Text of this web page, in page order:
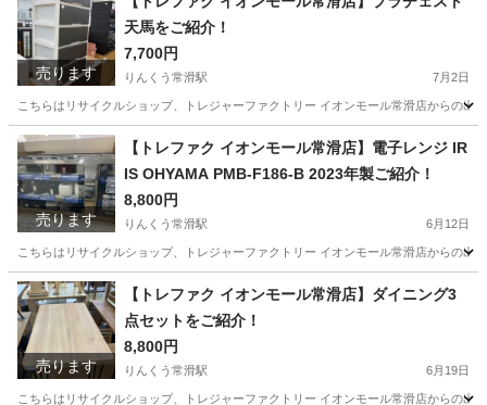
売ります
天馬をご紹介！
7,700円
りんくう常滑駅 7月2日
こちらはリサイクルショップ、トレジャーファクトリー イオンモール常滑店からの
愛知 常滑市 りんくう常滑駅 オフィス用家具 天馬
売ります
【トレファク イオンモール常滑店】電子レンジ IR
IS OHYAMA PMB-F186-B 2023年製ご紹介！
8,800円
りんくう常滑駅 6月12日
こちらはリサイクルショップ、トレジャーファクトリー イオンモール常滑店からの出
愛知 常滑市 りんくう常滑駅 キッチン家電 IRIS
売ります
【トレファク イオンモール常滑店】ダイニング3
点セットをご紹介！
8,800円
りんくう常滑駅 6月19日
こちらはリサイクルショップ、トレジャーファクトリー イオンモール常滑店からの